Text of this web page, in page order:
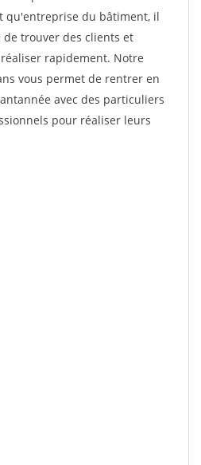
qu'entreprise du bâtiment, il
trouver des clients et
rapidement. Notre
vous permet de rentrer en
avec des particuliers
pour réaliser leurs